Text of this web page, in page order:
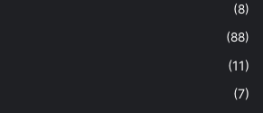
(8)
(88)
(11)
(7)